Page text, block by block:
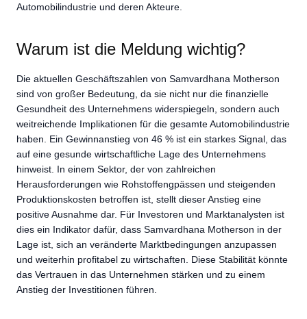
Automobilindustrie und deren Akteure.
Warum ist die Meldung wichtig?
Die aktuellen Geschäftszahlen von Samvardhana Motherson
sind von großer Bedeutung, da sie nicht nur die finanzielle
Gesundheit des Unternehmens widerspiegeln, sondern auch
weitreichende Implikationen für die gesamte Automobilindustrie
haben. Ein Gewinnanstieg von 46 % ist ein starkes Signal, das
auf eine gesunde wirtschaftliche Lage des Unternehmens
hinweist. In einem Sektor, der von zahlreichen
Herausforderungen wie Rohstoffengpässen und steigenden
Produktionskosten betroffen ist, stellt dieser Anstieg eine
positive Ausnahme dar. Für Investoren und Marktanalysten ist
dies ein Indikator dafür, dass Samvardhana Motherson in der
Lage ist, sich an veränderte Marktbedingungen anzupassen
und weiterhin profitabel zu wirtschaften. Diese Stabilität könnte
das Vertrauen in das Unternehmen stärken und zu einem
Anstieg der Investitionen führen.